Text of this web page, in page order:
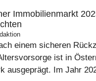
Immobilienmarkt
einem sicheren
ist in
ausgeprägt. Im Jahr